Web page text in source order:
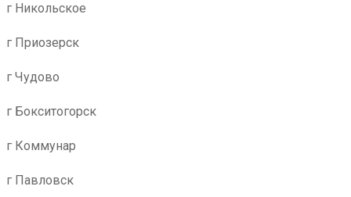
г Никольское
г Приозерск
г Чудово
г Бокситогорск
г Коммунар
г Павловск